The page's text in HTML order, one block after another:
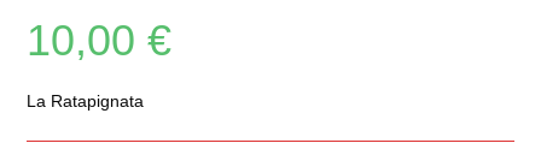
10,00€
La Ratapignata